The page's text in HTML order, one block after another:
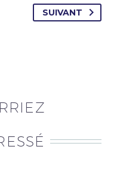
SUIVANT